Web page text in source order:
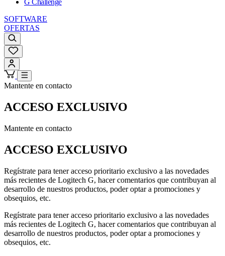
G Challenge
SOFTWARE
OFERTAS
Mantente en contacto
ACCESO EXCLUSIVO
Mantente en contacto
ACCESO EXCLUSIVO
Regístrate para tener acceso prioritario exclusivo a las novedades
más recientes de Logitech G, hacer comentarios que contribuyan al
desarrollo de nuestros productos, poder optar a promociones y
obsequios, etc.
Regístrate para tener acceso prioritario exclusivo a las novedades
más recientes de Logitech G, hacer comentarios que contribuyan al
desarrollo de nuestros productos, poder optar a promociones y
obsequios, etc.